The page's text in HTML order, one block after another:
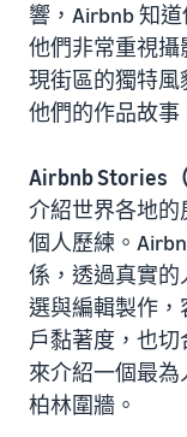
響，Airbnb 知
他們非常重視攝
現街區的獨特
他們的作品故事
Airbnb Stories（
介紹世界各地
個人歷練。
係，透過真實的
選與編輯製作，
戶黏著度，也
來介紹一個最
柏林圍牆。